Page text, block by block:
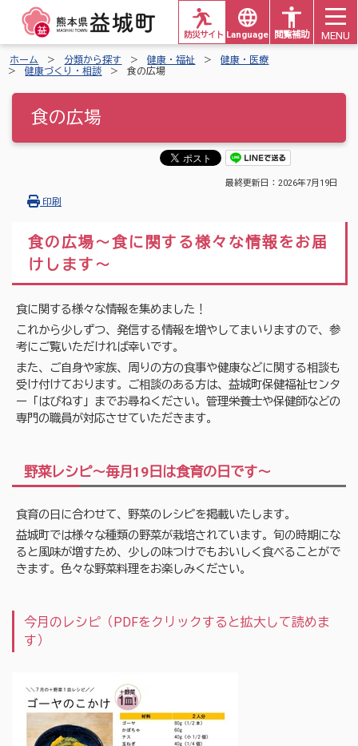
Languages 閲覧補助
防災サイト MENU
ホーム 分類から探す 健康・福祉
健康・医療
健康づくり・相談
食の広場
食の広場
最終更新日： 2026年7月19日
印刷
食の広場～食に関する様々な情報をお届
けします～
食に関する様々な情報を集めました！
これから少しずつ、発信する情報を増やしてまいりますので、参
考にご覧いただければ幸いです。
また、ご自身や家族、周りの方の食事や健康などに関する相談も
受け付けております。ご相談のある方は、益城町保健福祉センタ
ー「はぴねす」までお尋ねください。管理栄養士や保健師などの
専門の職員が対応させていただきます。
野菜レシピ～毎月19日は食育の日です～
食育の日に合わせて、野菜のレシピを掲載いたします。
益城町では様々な種類の野菜が栽培されています。旬の時期にな
ると風味が増すため、少しの味つけでもおいしく食べることがで
きます。色々な野菜料理をお楽しみください。
今月のレシピ（PDFをクリックすると拡大して読めま
す）